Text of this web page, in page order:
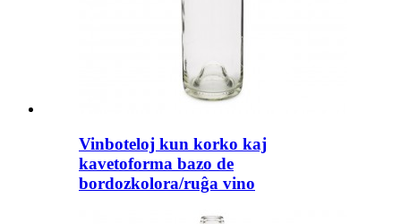
Vinboteloj kun korko kaj
kavetoforma bazo de
bordozkolora/ruĝa vino